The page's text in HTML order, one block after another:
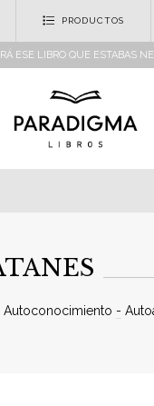
PRODUCTOS
ESE LIBRO QUE ESTABAS
Autoconocimiento -